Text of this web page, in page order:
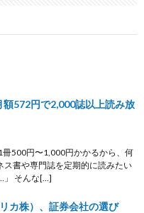
572円で2,000誌以上読み放
冊500円〜1,000円かかるから、何
書や専門誌を定期的に読みたい
」 そんな[…]
カ株）、証券会社の選び